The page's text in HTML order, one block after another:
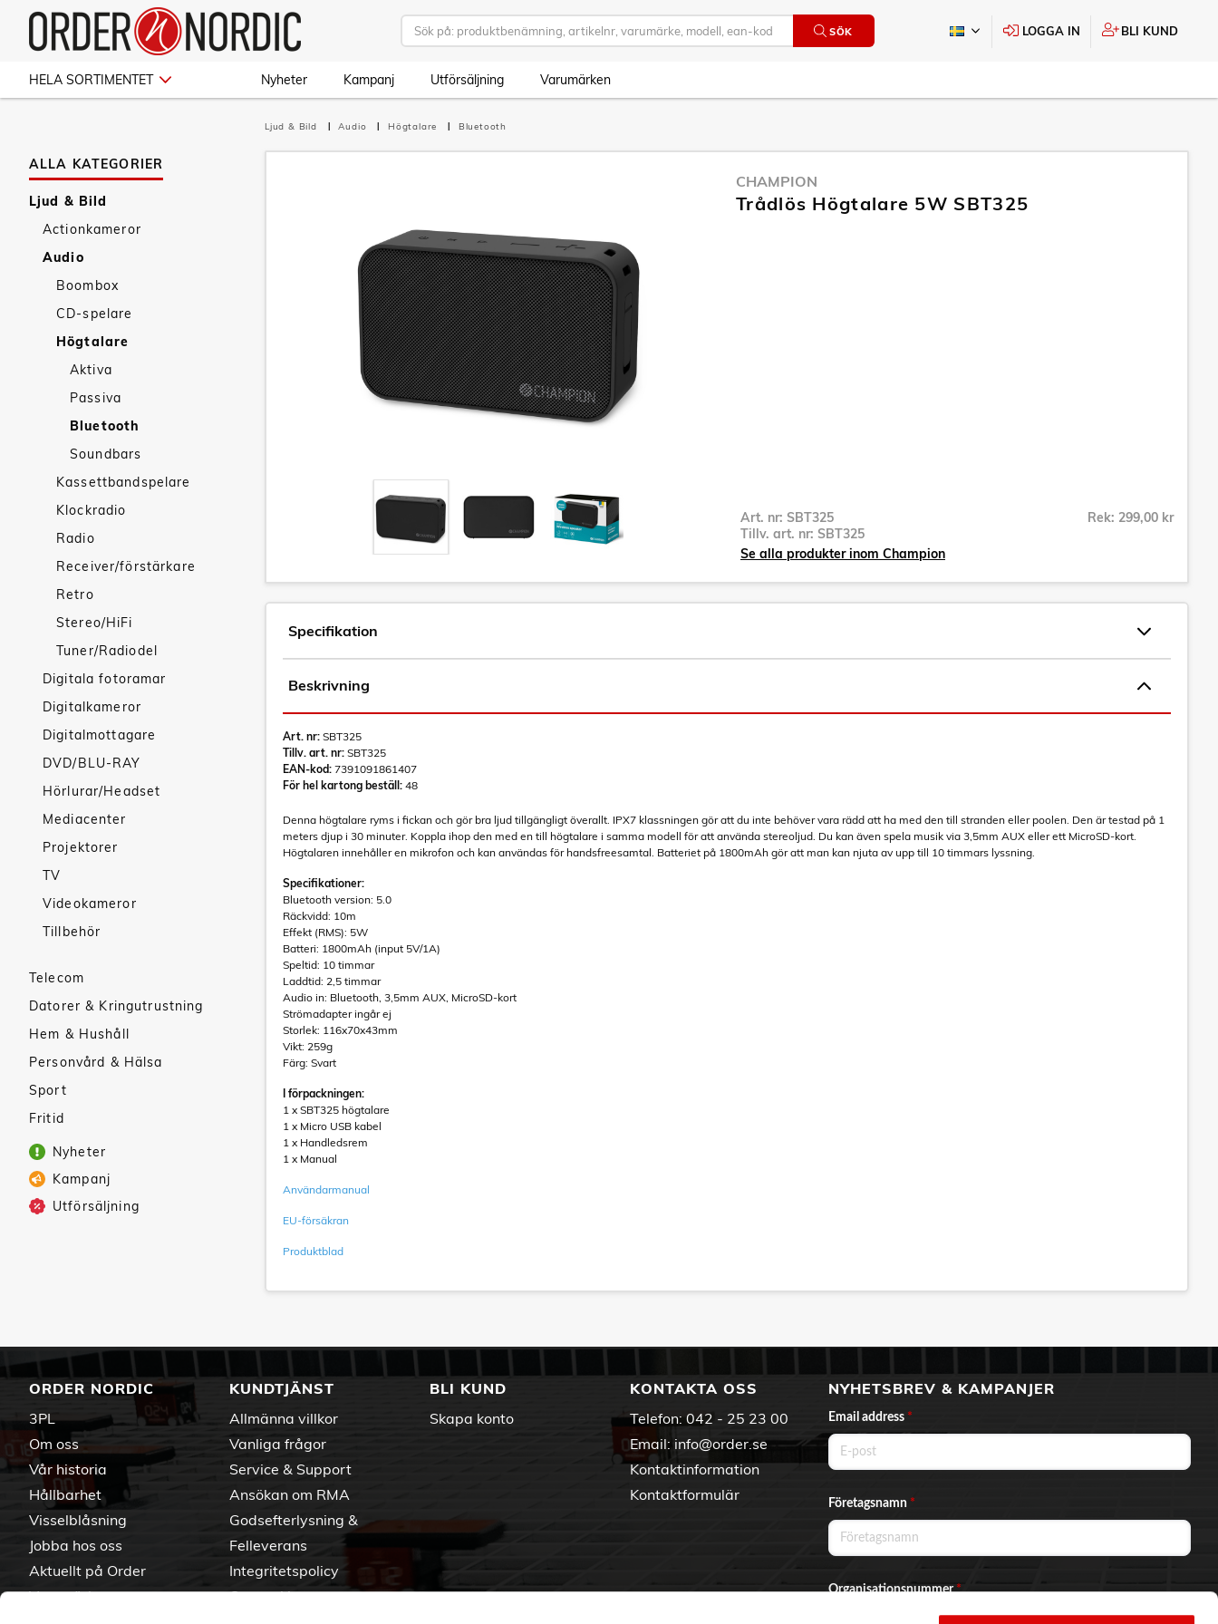
SÖK LOGGA IN BLI KUND
HELA SORTIMENTET Nyheter Kampanj Utförsäljning Varumärken
ALLA KATEGORIER
Ljud & Bild
Actionkameror
Audio
Boombox
CD-spelare
Högtalare
Aktiva
Passiva
Bluetooth
Soundbars
Kassettbandspelare
Klockradio
Radio
Receiver/förstärkare
Retro
Stereo/HiFi
Tuner/Radiodel
Digitala fotoramar
Digitalkameror
Digitalmottagare
DVD/BLU-RAY
Hörlurar/Headset
Mediacenter
Projektorer
TV
Videokameror
Tillbehör
Telecom
Datorer & Kringutrustning
Hem & Hushåll
Personvård & Hälsa
Sport
Fritid
Nyheter
Kampanj
Utförsäljning
Ljud & Bild Audio Högtalare Bluetooth
CHAMPION
Trådlös Högtalare 5W SBT325
Art. nr: SBT325
Tillv. art. nr: SBT325
Rek: 299,00 kr
Se alla produkter inom Champion
Specifikation
Beskrivning
Art. nr: SBT325
Tillv. art. nr: SBT325
EAN-kod: 7391091861407
För hel kartong beställ: 48
Denna högtalare ryms i fickan och gör bra ljud tillgängligt överallt. IPX7 klassningen gör att du inte behöver vara rädd att ha med den till stranden eller poolen. Den är testad på 1
meters djup i 30 minuter. Koppla ihop den med en till högtalare i samma modell för att använda stereoljud. Du kan även spela musik via 3,5mm AUX eller ett MicroSD-kort.
Högtalaren innehåller en mikrofon och kan användas för handsfreesamtal. Batteriet på 1800mAh gör att man kan njuta av upp till 10 timmars lyssning.
Specifikationer:
Bluetooth version: 5.0
Räckvidd: 10m
Effekt (RMS): 5W
Batteri: 1800mAh (input 5V/1A)
Speltid: 10 timmar
Laddtid: 2,5 timmar
Audio in: Bluetooth, 3,5mm AUX, MicroSD-kort
Strömadapter ingår ej
Storlek: 116x70x43mm
Vikt: 259g
Färg: Svart
I förpackningen:
1 x SBT325 högtalare
1 x Micro USB kabel
1 x Handledsrem
1 x Manual
Användarmanual
EU-försäkran
Produktblad
ORDER NORDIC
3PL
Om oss
Vår historia
Hållbarhet
Visselblåsning
Jobba hos oss
Aktuellt på Order
Varumärken
KUNDTJÄNST
Allmänna villkor
Vanliga frågor
Service & Support
Ansökan om RMA
Godsefterlysning &
Felleverans
Integritetspolicy
Om cookies
BLI KUND
Skapa konto
KONTAKTA OSS
Telefon: 042 - 25 23 00
Email: info@order.se
Kontaktinformation
Kontaktformulär
NYHETSBREV & KAMPANJER
Email address *
Företagsnamn *
Organisationsnummer*